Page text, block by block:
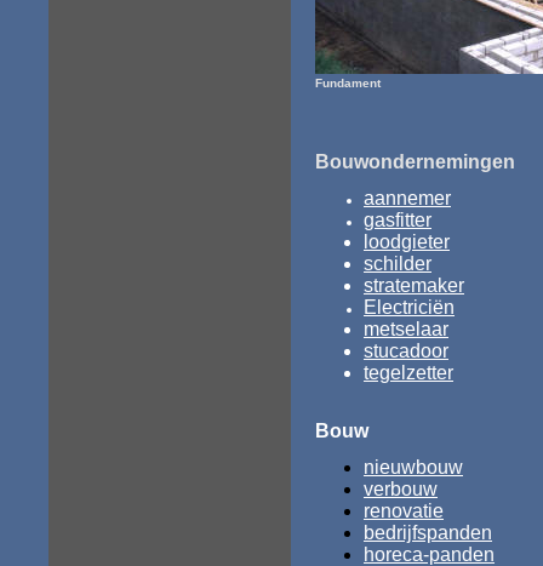
Fundament
Bouwondernemingen
aannemer
gasfitter
loodgieter
schilder
stratemaker
Electriciën
metselaar
stucadoor
tegelzetter
Bouw
nieuwbouw
verbouw
renovatie
bedrijfspanden
horeca-panden